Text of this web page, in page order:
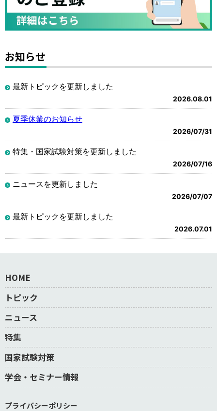
お知らせ
最新トピックを更新しました
2026.08.01
夏季休業のお知らせ
2026/07/31
特集・国家試験対策を更新しました
2026/07/16
ニュースを更新しました
2026/07/07
最新トピックを更新しました
2026.07.01
HOME
トピック
ニュース
特集
国家試験対策
学会・セミナー情報
プライバシーポリシー